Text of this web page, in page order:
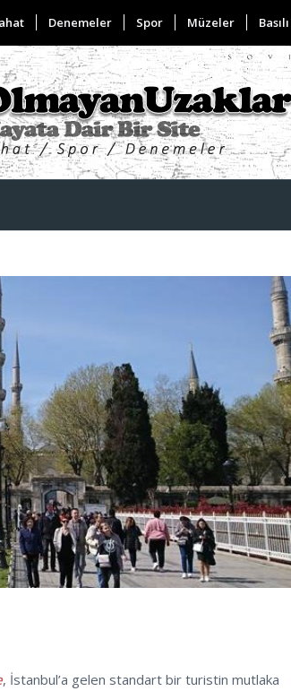
Denemeler Spor Müzeler
, İstanbul’a gelen standart bir turistin mutlaka